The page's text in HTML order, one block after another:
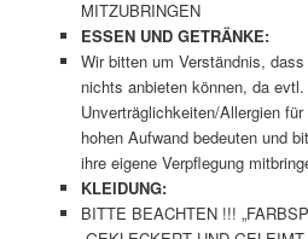
MITZUBRINGEN
ESSEN UND GETRÄNKE:
Wir bitten um Verständnis,
nichts anbieten können, da
Unverträglichkeiten/Allergien
hohen Aufwand bedeuten und
ihre eigene Verpflegung
KLEIDUNG:
BITTE BEACHTEN !!!